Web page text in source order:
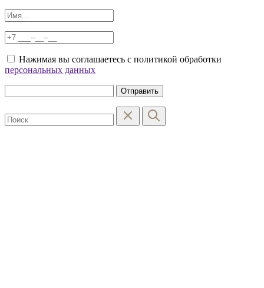
Нажимая вы соглашаетесь с политикой обработки
персональных данных